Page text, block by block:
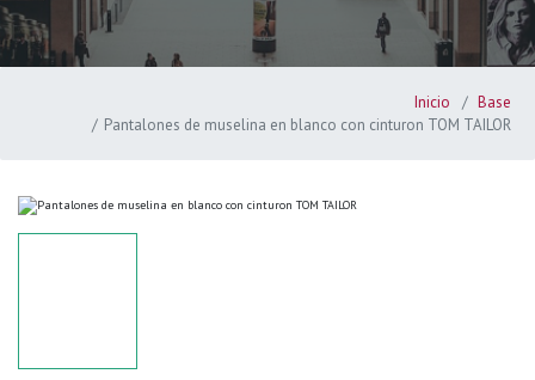
Inicio
Base
Pantalones de muselina en blanco con cinturon TOM TAILOR